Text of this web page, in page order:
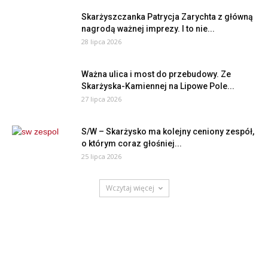
Skarżyszczanka Patrycja Zarychta z główną
nagrodą ważnej imprezy. I to nie...
28 lipca 2026
Ważna ulica i most do przebudowy. Ze
Skarżyska-Kamiennej na Lipowe Pole...
27 lipca 2026
S/W – Skarżysko ma kolejny ceniony zespół,
o którym coraz głośniej...
25 lipca 2026
Wczytaj więcej